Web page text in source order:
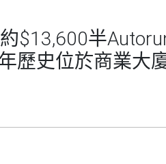
$13,600半
歷史位於商業大廈